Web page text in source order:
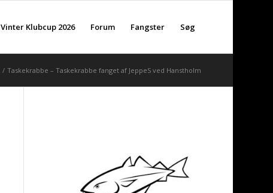
Vinter Klubcup 2026 Forum Fangster Søg
/ Taskekrabbe – Taskekrabbe fanget af JeppeS ved Hanstholm